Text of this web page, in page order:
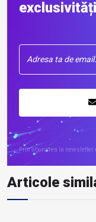
Prin abonarea la newsletter
Articole